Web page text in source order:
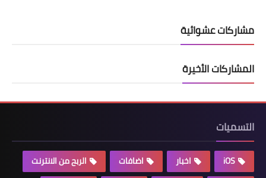
مشاركات عشوائية
المشاركات الأخيرة
التسميات
iOS اخبار اضافات
الربح من الانترنت